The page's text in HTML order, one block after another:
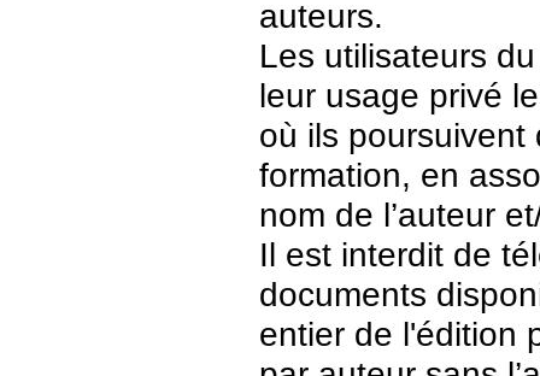
auteurs.
Les utilisateurs
leur usage privé
où ils
formation, en
nom de l’auteur
Il est interdit de
documents
entier de l'édition